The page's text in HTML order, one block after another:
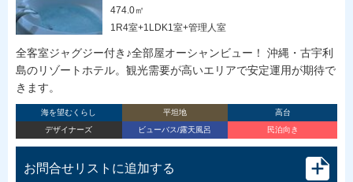
474.0㎡
1R4室+1LDK1室+管理人室
全客室ジャグジー付き♪全部屋オーシャンビュー！ 沖縄・古宇利
島のリゾートホテル。観光需要が高いエリアで安定運用が期待で
きます。
海を望むくらし 平坦地
高台
デザイナーズ
ビューバス/露天風呂 民泊向き
お問合せリストに追加する